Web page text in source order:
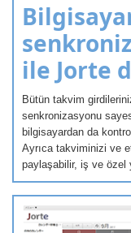
ile Jorte
Bütün takvim
senkronizasyonu
bilgisayardan da
Ayrıca takviminizi ve
paylaşabilir, iş ve özel